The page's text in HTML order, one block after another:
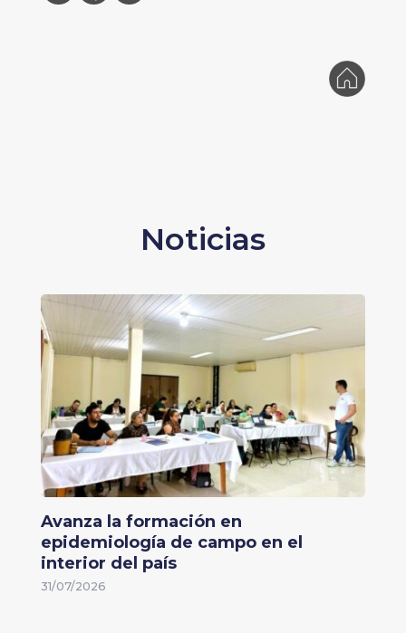
Noticias
Avanza la formación en
epidemiología de campo en el
interior del país
31/07/2026